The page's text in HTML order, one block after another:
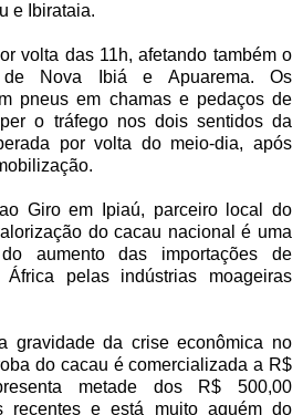
e Ibirataia.
volta das 11h, afetando também o
Nova Ibiá e Apuarema. Os
pneus em chamas e pedaços de
o tráfego nos dois sentidos da
por volta do meio-dia, após
Giro em Ipiaú, parceiro local do
do cacau nacional é uma
aumento das importações de
pelas indústrias moageiras
gravidade da crise econômica no
do cacau é comercializada a R$
metade dos R$ 500,00
recentes e está muito aquém do